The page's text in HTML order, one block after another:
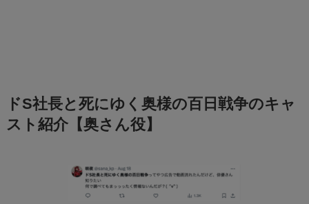
ドS社長と死にゆく奥様の百日戦争のキャ
スト紹介【奥さん役】